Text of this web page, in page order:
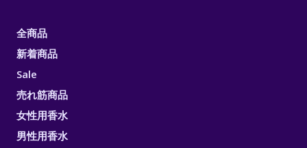
全商品
新着商品
Sale
売れ筋商品
女性用香水
男性用香水